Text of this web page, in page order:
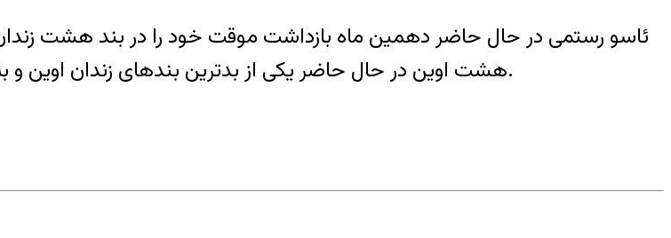
ئاسو رستمی در حال حاضر دهمین ماه بازداشت موقت خود را در بند هشت زندان
هشت اوین در حال حاضر یکی از بدترین بندهای زندان اوین و به عنوان تبعیدگاه زندانیان سیاسی استان تهران شناخته می شود.